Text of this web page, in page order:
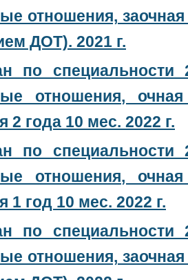
отношения,
ДОТ). 2021 г.
по специальности
отношения,
2 года 10 мес. 2022 г.
по специальности
отношения,
1 год 10 мес. 2022 г.
по специальности
отношения,